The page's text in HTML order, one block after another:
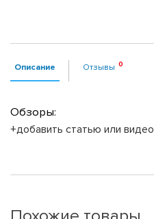
Описание Отзывы
Обзоры:
+добавить статью или видео